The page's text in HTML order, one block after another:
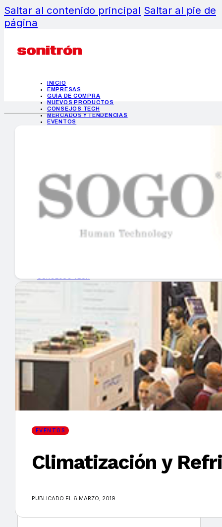
Saltar al contenido principal Saltar al pie de
página
INICIO
EMPRESAS
GUÍA DE COMPRA
NUEVOS PRODUCTOS
CONSEJOS TECH
MERCADOS Y TENDENCIAS
EVENTOS
INICIO
EMPRESAS
GUÍA DE COMPRA
MERCADOS Y TENDENCIAS
HEMEROTECA
Encuentra tu noticia
EVENTOS
Climatización y
PUBLICADO EL 6 MARZO, 2019